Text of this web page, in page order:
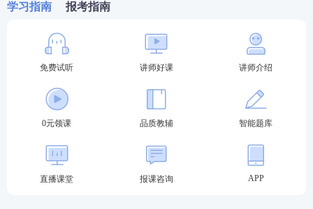
告别盲目，我们为你规划好了每一步：
真题就是未来的考题。我们先按章节拆解近5年真题，
学习指南 报考指南
免费试听 讲师好课 讲师介绍
0元领课 品质教辅 智能题库
直播课堂 报课咨询 APP